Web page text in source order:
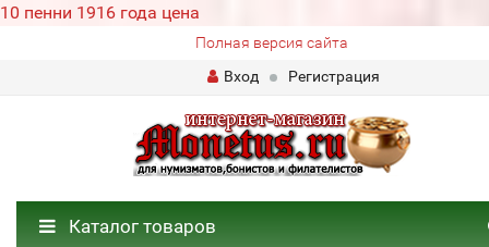
10 пенни 1916 года цена
Полная версия сайта
Вход
Регистрация
Каталог товаров